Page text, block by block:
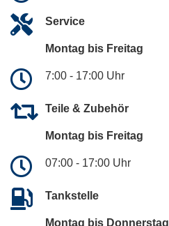
Service
Montag bis Freitag
7:00 - 17:00 Uhr
Teile & Zubehör
Montag bis Freitag
07:00 - 17:00 Uhr
Tankstelle
Montag bis Donnerstag